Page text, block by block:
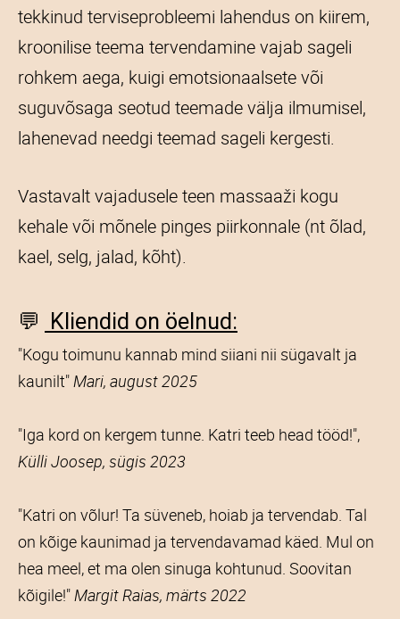
tekkinud terviseprobleemi lahendus on kiirem,
kroonilise teema tervendamine vajab sageli
rohkem aega, kuigi emotsionaalsete või
suguvõsaga seotud teemade välja ilmumisel,
lahenevad needgi teemad sageli kergesti.
Vastavalt vajadusele teen massaaži kogu
kehale või mõnele pinges piirkonnale (nt õlad,
kael, selg, jalad, kõht).
💬 Kliendid on öelnud:
"Kogu toimunu kannab mind siiani nii sügavalt ja
kaunilt"Mari, august 2025
"Iga kord on kergem tunne. Katri teeb head tööd!",
Külli Joosep, sügis 2023
"Katri on võlur! Ta süveneb, hoiab ja tervendab. Tal
on kõige kaunimad ja tervendavamad käed. Mul on
hea meel, et ma olen sinuga kohtunud. Soovitan
kõigile!"Margit Raias, märts 2022